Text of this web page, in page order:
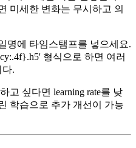
미세한 변화는 무시하고 의
명에 타임스탬프를 넣으세요.
형식으로 하면 여러
.
고 싶다면 learning rate를 낮
학습으로 추가 개선이 가능